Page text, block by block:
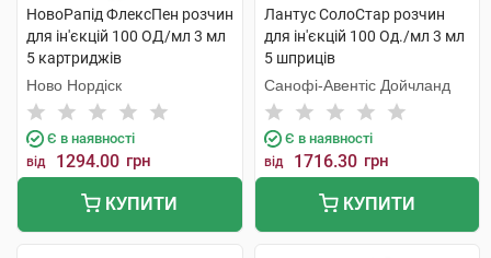
НовоРапід ФлексПен розчин
для ін'єкцій 100 ОД/мл 3 мл
5 картриджів
Ново Нордіск
Є в наявності
від 1294.00 грн
КУПИТИ
Лантус СолоСтар розчин
для ін'єкцій 100 Од./мл 3 мл
5 шприців
Санофі-Авентіс Дойчланд
Є в наявності
від 1716.30 грн
КУПИТИ